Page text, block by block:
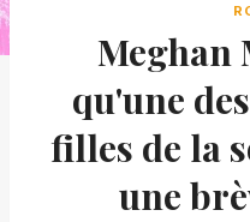
Meghan
qu'une
filles de la
une